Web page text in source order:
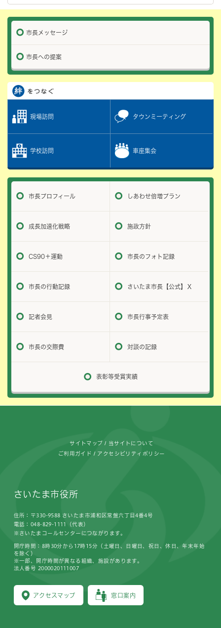
市長メッセージ
市長への提案
現場訪問 タウンミーティング
学校訪問 車座集会
市長プロフィール しあわせ倍増プラン
成長加速化戦略 施政方針
CS90＋運動 市長のフォト記録
市長の行動記録 さいたま市長【公式】Ｘ
記者会見 市長行事予定表
市長の交際費 対談の記録
表彰等受賞実績
サイトマップ 当サイトについて
ご利用ガイド アクセシビリティポリシー
さいたま市役所
住所：〒330-9588 さいたま市浦和区常盤六丁目4番4号
電話：048-829-1111（代表）
※さいたまコールセンターにつながります。
アクセスマップ 窓口案内
開庁時間：8時30分から17時15分（土曜日、日曜日、祝日、休日、年末年始
を除く）
※一部、開庁時間が異なる組織、施設があります。
法人番号 2000020111007